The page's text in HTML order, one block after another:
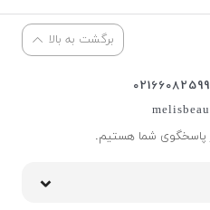
برگشت به بالا